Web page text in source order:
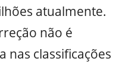
atualmente.
não é
nas classificações